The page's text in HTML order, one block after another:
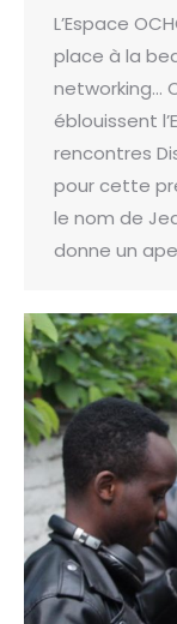
L’Espace
place à la
networking…
éblouissent
rencontres
pour cette
le nom de
donne un